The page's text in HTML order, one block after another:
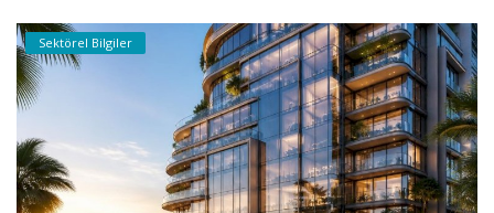
Sektörel Bilgiler